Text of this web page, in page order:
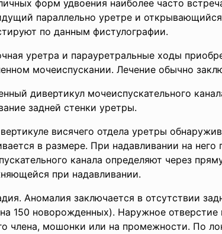
форм удвоения наиболее часто
параллельно уретре и
по данным фистулографии.
уретра и парауретральные ходы
мочеиспускании. Лечение обычно
дивертикул мочеиспускательного
задней стенки уретры.
висячего отдела уретры
в размере. При надавливании на
канала определяют через
при надавливании.
Аномалия заключается в отсутствии
150 новорожденных). Наружное отверстие
члена, мошонки или на промежности. По